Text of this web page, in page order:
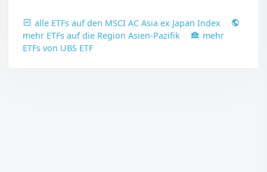
alle ETFs auf den MSCI AC Asia ex Japan Index
mehr ETFs auf die Region Asien-Pazifik
mehr
ETFs von UBS ETF